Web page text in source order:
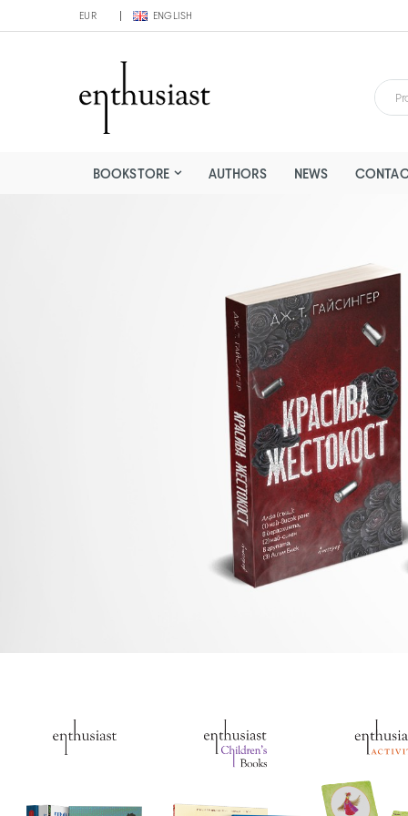
EUR ENGLISH
BOOKSTORE AUTHORS NEWS